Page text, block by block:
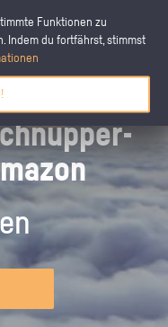
Funktionen zu
Indem du fortfährst, stimmst